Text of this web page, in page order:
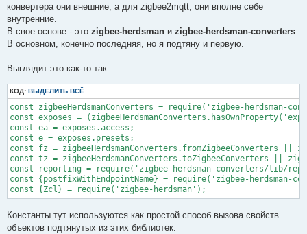
щ
е
н
и
е
конвертера они внешние, а для zigbee2mqtt, они вполне себе
внутренние.
В свое основе - это zigbee-herdsman и zigbee-herdsman-converters
В основном, конечно последняя, но я подтяну и первую.
Выглядит это как-то так:
КОД: ВЫДЕЛИТЬ ВСЁ
const zigbeeHerdsmanConverters = require('zigbee-herdsman-
const exposes =
const ea = exposes.access;
const e = exposes.presets;
const fz = zigbeeHerdsmanConverters.fromZigbeeConverters ||
const tz = zigbeeHerdsmanConverters.toZigbeeConverters ||
const reporting = require('zigbee-herdsman-converters/lib/
const {postfixWithEndpointName} = require('zigbee-
const {Zcl} = require('zigbee-herdsman');
Константы тут используются как простой способ вызова свойств
объектов подтянутых из этих библиотек.